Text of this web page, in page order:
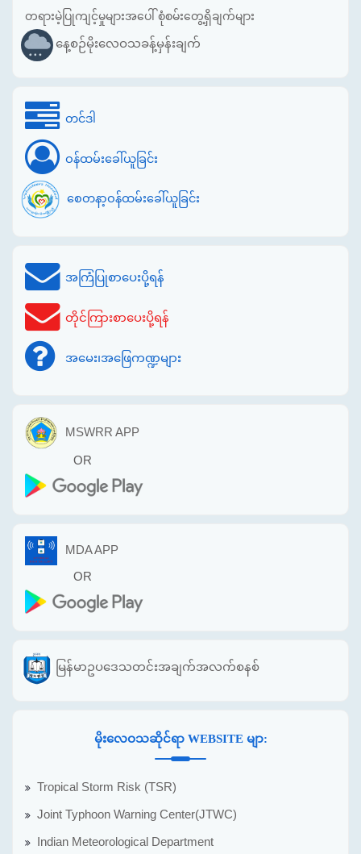
တရားမဲ့ပြုကျင့်မှုများအပေါ် စုံစမ်းတွေ့ရှိချက်များ
နေ့စဉ်မိုးလေဝသခန့်မှန်းချက်
တင်ဒါ
ဝန်ထမ်းခေါ်ယူခြင်း
စေတနာ့ဝန်ထမ်းခေါ်ယူခြင်း
အကြံပြုစာပေးပို့ရန်
တိုင်ကြားစာပေးပို့ရန်
အမေး၊အဖြေကဏ္ဍများ
MSWRR APP
OR
MDA APP
OR
မြန်မာဥပဒေသတင်းအချက်အလက်စနစ်
မိုးလေဝသဆိုင်ရာ WEBSITE မျာ:
Tropical Storm Risk (TSR)
Joint Typhoon Warning Center(JTWC)
Indian Meteorological Department